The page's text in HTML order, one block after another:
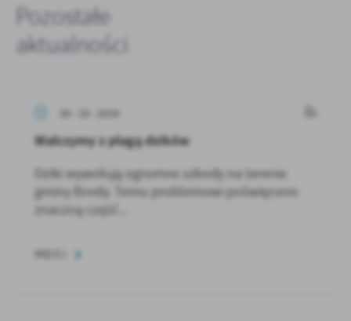
Pozostałe
aktualności
30 - 10 - 2024
Walczymy z plagą dzików
Dziki wywołują ogromne szkody na terenie
gminy Brody. Temu problemowi poświęcono
znaczną część...